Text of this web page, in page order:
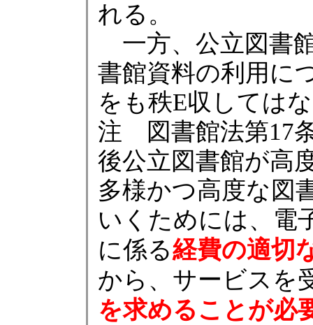
れる。
一方、公立図書
書館資料の利用に
をも秩E収しては
注 図書館法第17
後公立図書館が高
多様かつ高度な図
いくためには、電
に係る経費の適切
から、サービスを
を求めることが必